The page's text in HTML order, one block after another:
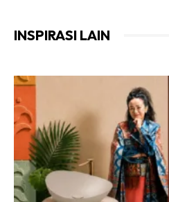
2 – Dieffenbachia Camilla
INSPIRASI LAIN